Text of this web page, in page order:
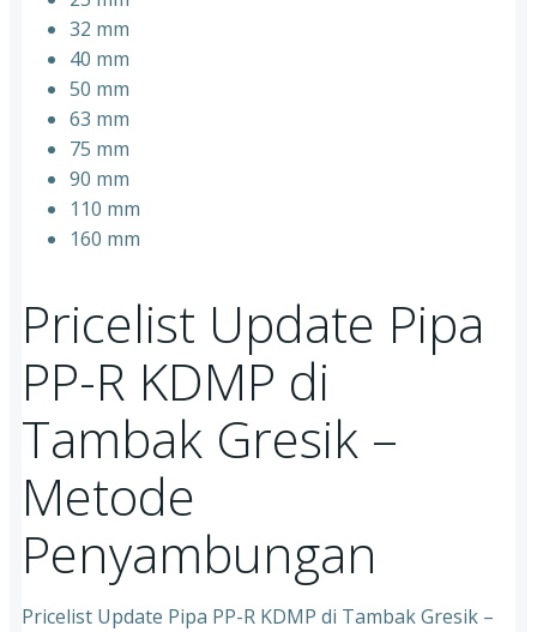
32 mm
40 mm
50 mm
63 mm
75 mm
90 mm
110 mm
160 mm
Pricelist Update Pipa
PP-R KDMP di
Tambak Gresik –
Metode
Penyambungan
Pricelist Update Pipa PP-R KDMP di Tambak Gresik –